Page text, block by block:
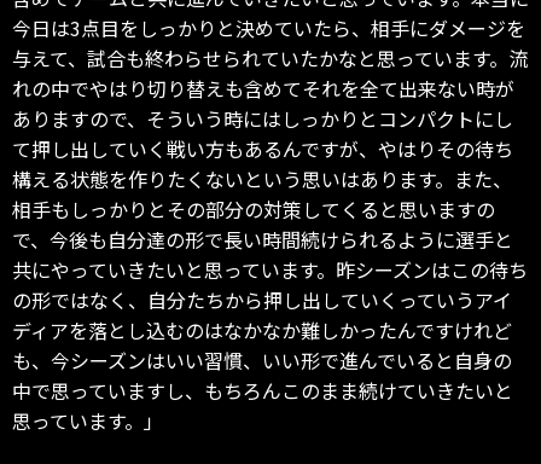
今日は3点目をしっかりと決めていたら、相手にダメージを
与えて、試合も終わらせられていたかなと思っています。流
れの中でやはり切り替えも含めてそれを全て出来ない時が
ありますので、そういう時にはしっかりとコンパクトにし
て押し出していく戦い方もあるんですが、やはりその待ち
構える状態を作りたくないという思いはあります。また、
相手もしっかりとその部分の対策してくると思いますの
で、今後も自分達の形で長い時間続けられるように選手と
共にやっていきたいと思っています。昨シーズンはこの待ち
の形ではなく、自分たちから押し出していくっていうアイ
ディアを落とし込むのはなかなか難しかったんですけれど
も、今シーズンはいい習慣、いい形で進んでいると自身の
中で思っていますし、もちろんこのまま続けていきたいと
思っています。」